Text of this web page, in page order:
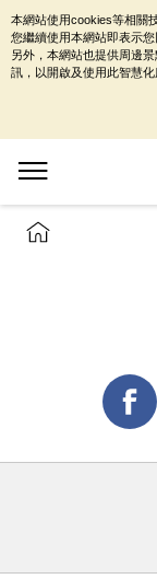
本網站使用cookies等相關
您繼續使用本網站即表示您
另外，本網站也提供周邊
訊，以開啟及使用此智慧化